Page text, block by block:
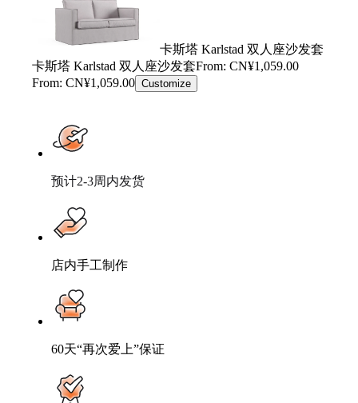
卡斯塔 Karlstad 双人座沙发套
卡斯塔 Karlstad 双人座沙发套From: CN¥1,059.00
From: CN¥1,059.00 Customize
预计2-3周内发货
店内手工制作
60天“再次爱上”保证